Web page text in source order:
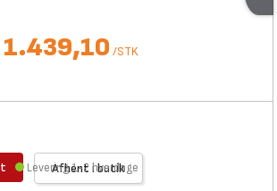
1.439,10 /STK
Afhent i butik
Levering 1-2 hverdage